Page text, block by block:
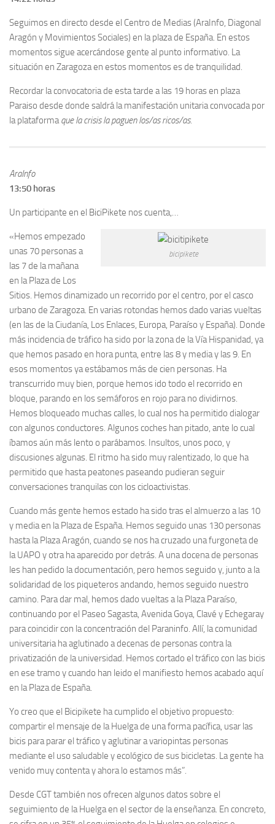
Seguimos en directo desde el Centro de Medias (AraInfo, Diagonal
Aragón y Movimientos Sociales) en la plaza de España. En estos
momentos sigue acercándose gente al punto informativo. La
situación en Zaragoza en estos momentos es de tranquilidad.
Recordar la convocatoria de esta tarde a las 19 horas en plaza
Paraiso desde donde saldrá la manifestación unitaria convocada por
la plataformaque la crisis la paguen los/as ricos/as.
AraInfo
13:50 horas
Un participante en el BiciPikete nos cuenta,…
bicipikete
«Hemos empezado
unas 70 personas a
las 7 de la mañana
en la Plaza de Los
Sitios. Hemos dinamizado un recorrido por el centro, por el casco
urbano de Zaragoza. En varias rotondas hemos dado varias vueltas
(en las de la Ciudanía, Los Enlaces, Europa, Paraíso y España). Donde
más incidencia de tráfico ha sido por la zona de la Vía Hispanidad, ya
que hemos pasado en hora punta, entre las 8 y media y las 9. En
esos momentos ya estábamos más de cien personas. Ha
transcurrido muy bien, porque hemos ido todo el recorrido en
bloque, parando en los semáforos en rojo para no dividirnos.
Hemos bloqueado muchas calles, lo cual nos ha permitido dialogar
con algunos conductores. Algunos coches han pitado, ante lo cual
íbamos aún más lento o parábamos. Insultos, unos poco, y
discusiones algunas. El ritmo ha sido muy ralentizado, lo que ha
permitido que hasta peatones paseando pudieran seguir
conversaciones tranquilas con los cicloactivistas.
Cuando más gente hemos estado ha sido tras el almuerzo a las 10
y media en la Plaza de España. Hemos seguido unas 130 personas
hasta la Plaza Aragón, cuando se nos ha cruzado una furgoneta de
la UAPO y otra ha aparecido por detrás. A una docena de personas
les han pedido la documentación, pero hemos seguido y, junto a la
solidaridad de los piqueteros andando, hemos seguido nuestro
camino. Para dar mal, hemos dado vueltas a la Plaza Paraíso,
continuando por el Paseo Sagasta, Avenida Goya, Clavé y Echegaray
para coincidir con la concentración del Paraninfo. Allí, la comunidad
universitaria ha aglutinado a decenas de personas contra la
privatización de la universidad. Hemos cortado el tráfico con las bicis
en ese tramo y cuando han leido el manifiesto hemos acabado aquí
en la Plaza de España.
Yo creo que el Bicipikete ha cumplido el objetivo propuesto:
compartir el mensaje de la Huelga de una forma pacífica, usar las
bicis para parar el tráfico y aglutinar a variopintas personas
mediante el uso saludable y ecológico de sus bicicletas. La gente ha
venido muy contenta y ahora lo estamos más”.
Desde CGT también nos ofrecen algunos datos sobre el
seguimiento de la Huelga en el sector de la enseñanza. En concreto,